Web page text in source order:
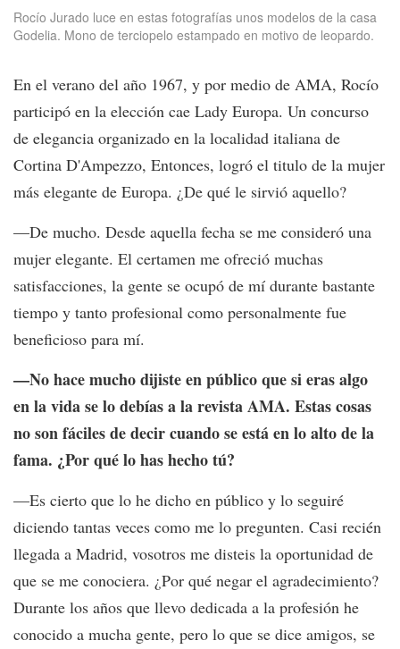
Rocío Jurado luce en estas fotografías unos modelos de la casa
Godelia. Mono de terciopelo estampado en motivo de leopardo.
En el verano del año 1967, y por medio de AMA, Rocío
participó en la elección cae Lady Europa. Un concurso
de elegancia organizado en la localidad italiana de
Cortina D'Ampezzo, Entonces, logró el titulo de la mujer
más elegante de Europa. ¿De qué le sirvió aquello?
—De mucho. Desde aquella fecha se me consideró una
mujer elegante. El certamen me ofreció muchas
satisfacciones, la gente se ocupó de mí durante bastante
tiempo y tanto profesional como personalmente fue
beneficioso para mí.
—No hace mucho dijiste en público que si eras algo
en la vida se lo debías a la revista AMA. Estas cosas
no son fáciles de decir cuando se está en lo alto de la
fama. ¿Por qué lo has hecho tú?
—Es cierto que lo he dicho en público y lo seguiré
diciendo tantas veces como me lo pregunten. Casi recién
llegada a Madrid, vosotros me disteis la oportunidad de
que se me conociera. ¿Por qué negar el agradecimiento?
Durante los años que llevo dedicada a la profesión he
conocido a mucha gente, pero lo que se dice amigos, se